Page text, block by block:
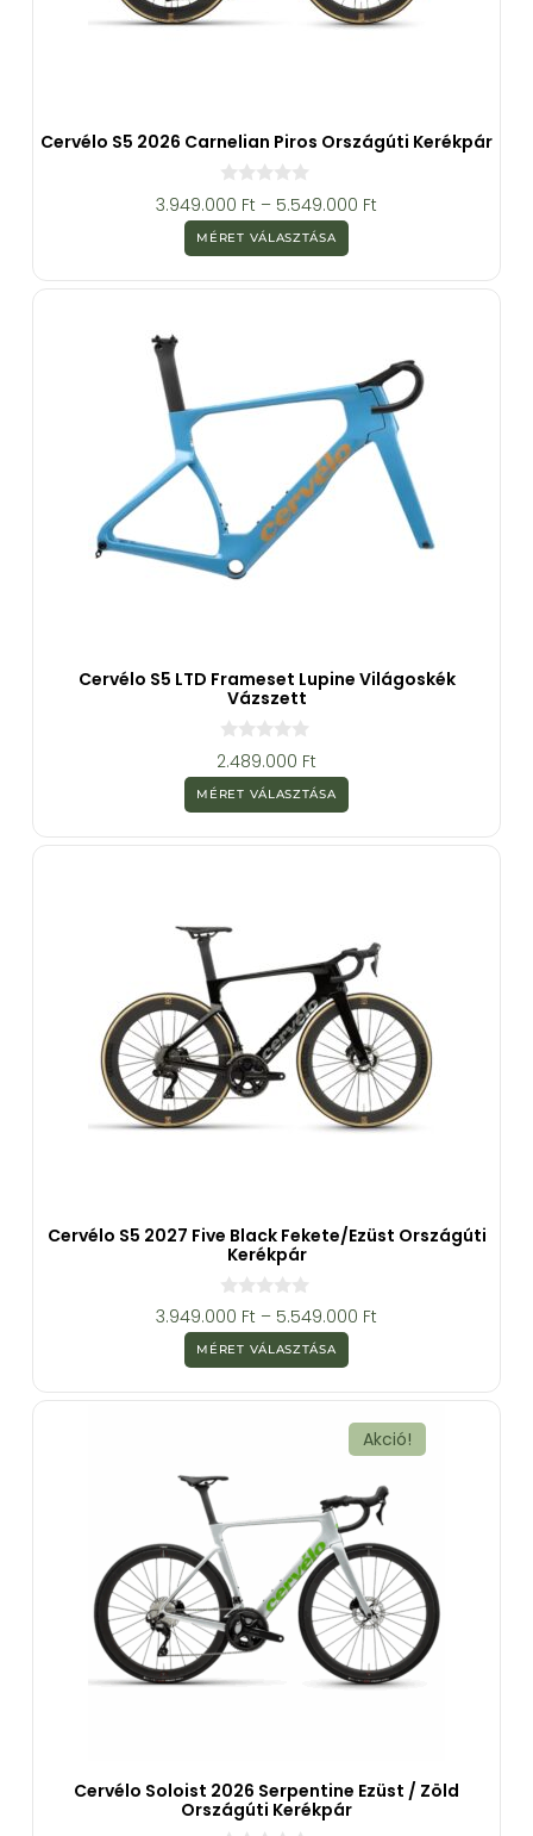
Cervélo S5 2026 Carnelian Piros Országúti Kerékpár
0
a
z
5
b
3.949.000 Ft – 5.549.000 Ft
MÉRET VÁLASZTÁSA
Cervélo S5 LTD Frameset Lupine Világoskék
Vázszett
0
a
z
5
b
2.489.000 Ft
MÉRET VÁLASZTÁSA
Cervélo S5 2027 Five Black Fekete/ezüst Országúti
Kerékpár
0
a
z
5
b
3.949.000 Ft – 5.549.000 Ft
MÉRET VÁLASZTÁSA
Akció!
Cervélo Soloist 2026 Serpentine Ezüst / Zöld
Országúti Kerékpár